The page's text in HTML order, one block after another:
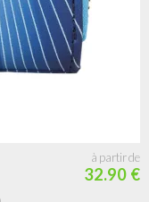
32.90 €